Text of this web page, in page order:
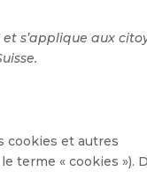
s’applique aux
cookies et autres
terme « cookies »).